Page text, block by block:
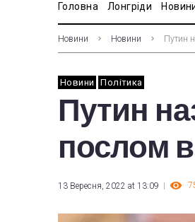
Головна Лонгріди
Новини Новини Путин
Новини Політика
Путин
послом
13 Вересня, 2022 at 13:09